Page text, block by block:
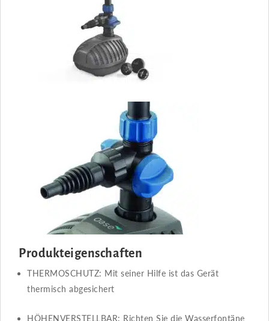
Produkteigenschaften
THERMOSCHUTZ​​: Mit seiner Hilfe ist das Gerät
thermisch abgesichert
HÖHENVERSTELLBAR​​: Richten Sie die Wasserfontäne